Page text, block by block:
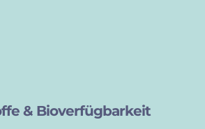
& Bioverfügbarkeit